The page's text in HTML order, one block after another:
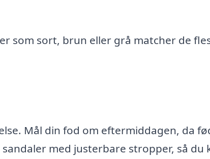
som sort, brun eller grå matcher de
Mål din fod om eftermiddagen, da
med justerbare stropper, så du